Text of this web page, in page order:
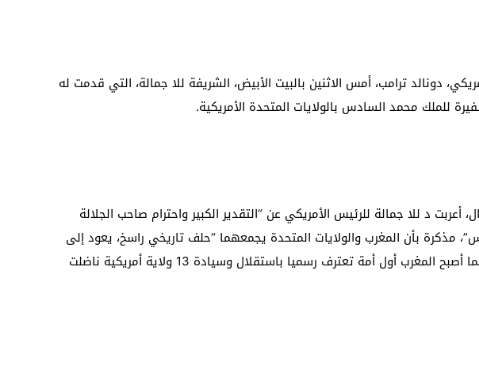
دونالد ترامب، أمس الاثنين بالبيت الأبيض، الشريفة للا جمالة، التي قدمت له
للملك محمد السادس بالولايات المتحدة الأمريكية.
أعربت د للا جمالة للرئيس الأمريكي عن “التقدير الكبير واحترام صاحب الجلالة
مذكرة بأن المغرب والولايات المتحدة يجمعهما “حلف تاريخي راسخ، يعود إلى
20 دجنبر 1777، حينما أصبح المغرب أول أمة تعترف رسميا باستقلال وسيادة 13 ولاية أمريكية ناضلت